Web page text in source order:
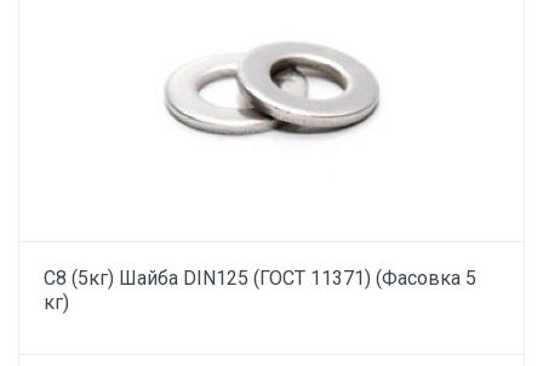
С8 (5кг) Шайба DIN125 (ГОСТ 11371) (Фасовка 5
кг)